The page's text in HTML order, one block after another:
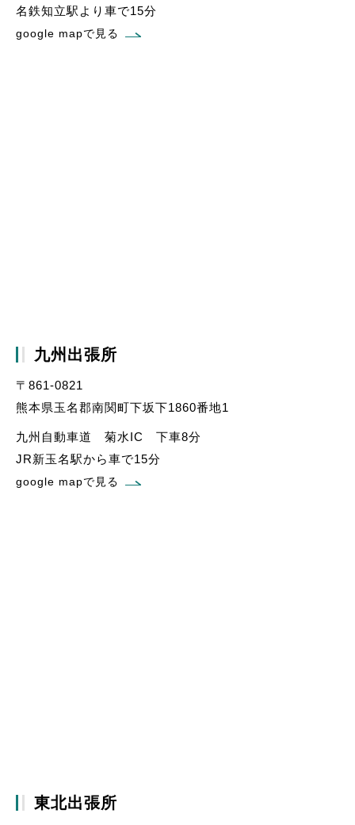
名鉄知立駅より車で15分
google mapで見る
九州出張所
〒861-0821
熊本県玉名郡南関町下坂下1860番地1
九州自動車道 菊水IC 下車8分
JR新玉名駅から車で15分
google mapで見る
東北出張所